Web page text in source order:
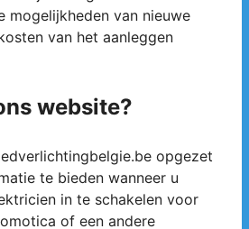
mogelijkheden van nieuwe
van het aanleggen
website?
opgezet
te bieden wanneer u
in te schakelen voor
of een andere